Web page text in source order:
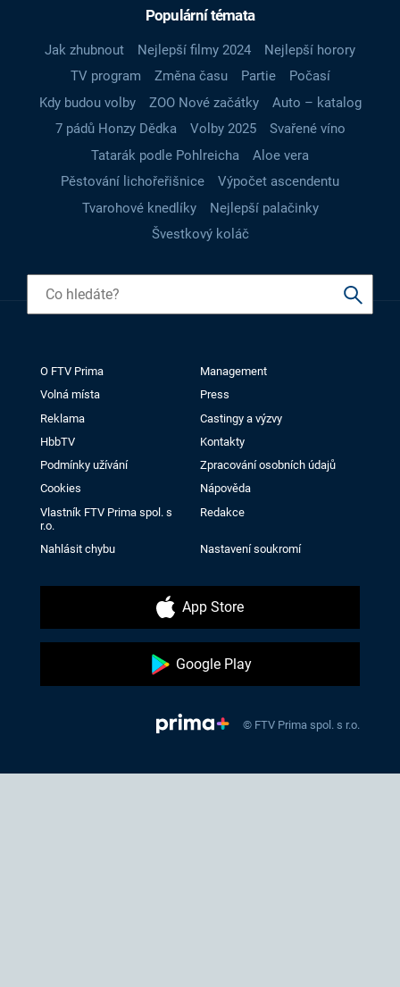
Populární témata
Jak zhubnout Nejlepší filmy 2024
Nejlepší horory
TV program
Změna času Partie
Počasí
Kdy budou volby
ZOO Nové začátky
Auto – katalog
7 pádů Honzy Dědka
Volby 2025
Svařené víno
Tatarák podle Pohlreicha
Aloe vera
Pěstování lichořeřišnice
Výpočet ascendentu
Tvarohové knedlíky
Nejlepší palačinky
Švestkový koláč
O FTV Prima
Management
Volná místa
Press
Reklama
Castingy a výzvy
HbbTV
Kontakty
Podmínky užívání
Zpracování osobních údajů
Cookies
Nápověda
Vlastník FTV Prima spol. s
r.o.
Redakce
Nahlásit chybu Nastavení soukromí
App Store
Google Play
© FTV Prima spol. s r.o.